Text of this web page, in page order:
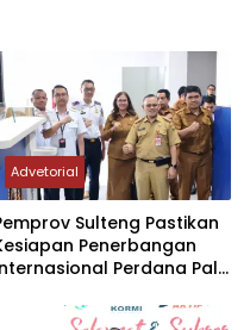
Advetorial
Sulteng Pastikan
Penerbangan
Perdana Palu